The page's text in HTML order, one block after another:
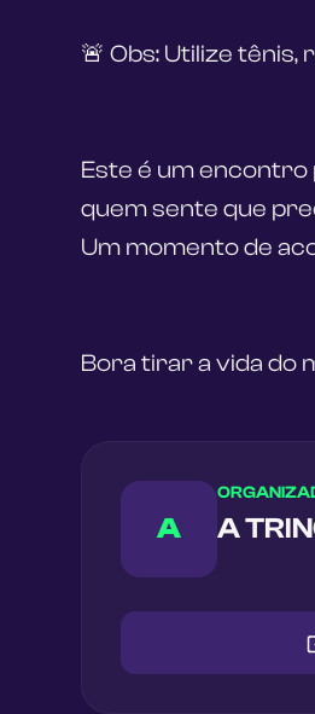
🚨 Obs: Utilize
Este é um
quem sente que
Um momento de
Bora tirar a vida do
A A